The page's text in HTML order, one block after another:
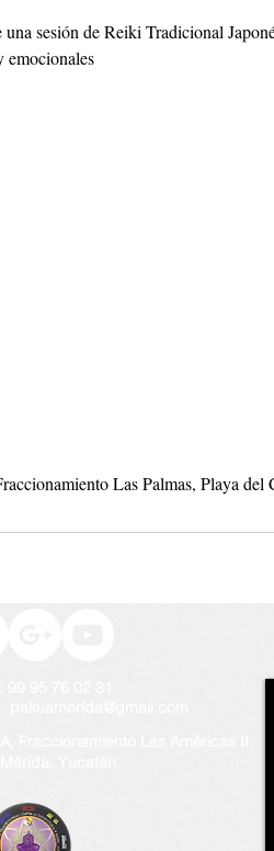
sesión de Reiki Tradicional
emocionales
Las Palmas, Playa del